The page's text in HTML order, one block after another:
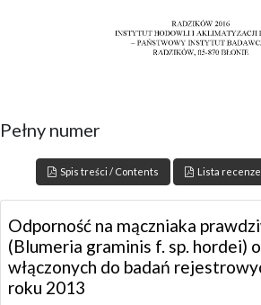
Pełny numer
Spis treści / Contents Lista
Odporność na mączniaka
(Blumeria graminis f. sp. hordei)
włączonych do badań
roku 2013